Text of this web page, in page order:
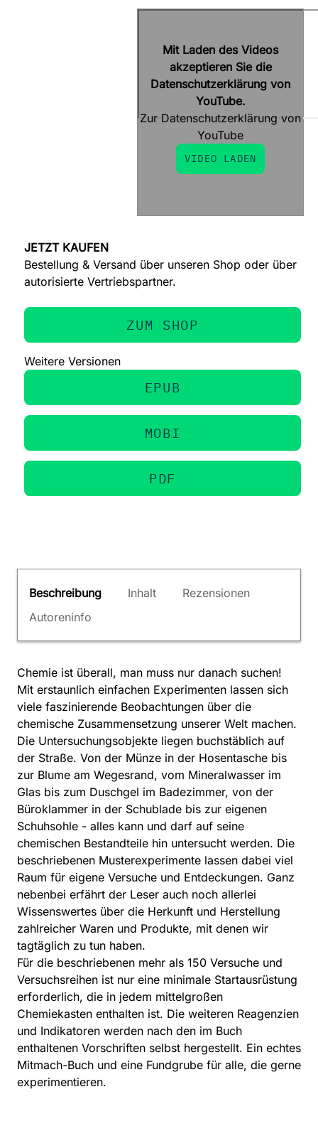
Mit Laden des Videos
akzeptieren Sie die
Datenschutzerklärung von
YouTube.
Zur Datenschutzerklärung von
YouTube
VIDEO LADEN
JETZT KAUFEN
Bestellung & Versand über unseren Shop oder über
autorisierte Vertriebspartner.
ZUM SHOP
Weitere Versionen
EPUB
MOBI
PDF
Beschreibung Inhalt
Rezensionen
Autoreninfo
Chemie ist überall, man muss nur danach suchen!
Mit erstaunlich einfachen Experimenten lassen sich
viele faszinierende Beobachtungen über die
chemische Zusammensetzung unserer Welt machen.
Die Untersuchungsobjekte liegen buchstäblich auf
der Straße. Von der Münze in der Hosentasche bis
zur Blume am Wegesrand, vom Mineralwasser im
Glas bis zum Duschgel im Badezimmer, von der
Büroklammer in der Schublade bis zur eigenen
Schuhsohle - alles kann und darf auf seine
chemischen Bestandteile hin untersucht werden. Die
beschriebenen Musterexperimente lassen dabei viel
Raum für eigene Versuche und Entdeckungen. Ganz
nebenbei erfährt der Leser auch noch allerlei
Wissenswertes über die Herkunft und Herstellung
zahlreicher Waren und Produkte, mit denen wir
tagtäglich zu tun haben.
Für die beschriebenen mehr als 150 Versuche und
Versuchsreihen ist nur eine minimale Startausrüstung
erforderlich, die in jedem mittelgroßen
Chemiekasten enthalten ist. Die weiteren Reagenzien
und Indikatoren werden nach den im Buch
enthaltenen Vorschriften selbst hergestellt. Ein echtes
Mitmach-Buch und eine Fundgrube für alle, die gerne
experimentieren.